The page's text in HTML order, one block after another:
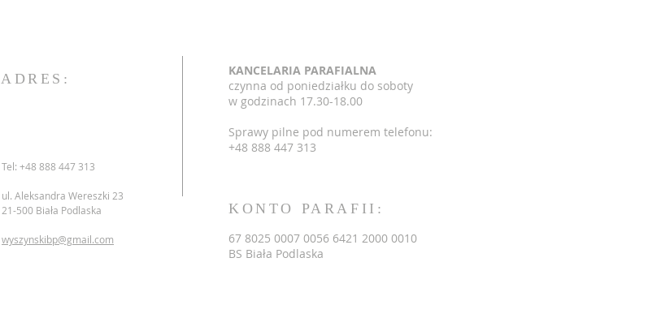
ADRES:
Tel: +48 888 447 313
ul. Aleksandra Wereszki 23
21-500 Biała Podlaska
wyszynskibp@gmail.com
KANCELARIA PARAFIALNA
czynna od poniedziałku do soboty
w godzinach 17.30-18.00
Sprawy pilne pod numerem telefonu:
+48 888 447 313
KONTO PARAFII:
67 8025 0007 0056 6421 2000 0010
BS Biała Podlaska